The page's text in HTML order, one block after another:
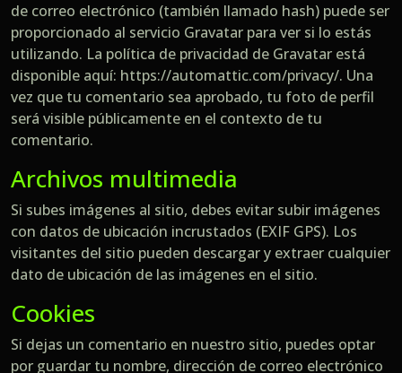
de correo electrónico (también llamado hash) puede ser
proporcionado al servicio Gravatar para ver si lo estás
utilizando. La política de privacidad de Gravatar está
disponible aquí: https://automattic.com/privacy/. Una
vez que tu comentario sea aprobado, tu foto de perfil
será visible públicamente en el contexto de tu
comentario.
Archivos multimedia
Si subes imágenes al sitio, debes evitar subir imágenes
con datos de ubicación incrustados (EXIF GPS). Los
visitantes del sitio pueden descargar y extraer cualquier
dato de ubicación de las imágenes en el sitio.
Cookies
Si dejas un comentario en nuestro sitio, puedes optar
por guardar tu nombre, dirección de correo electrónico